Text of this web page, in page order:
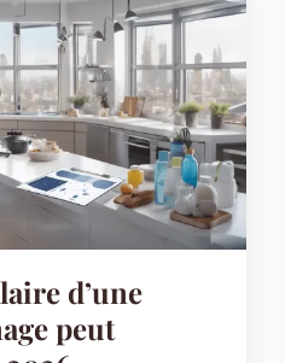
d’une
peut